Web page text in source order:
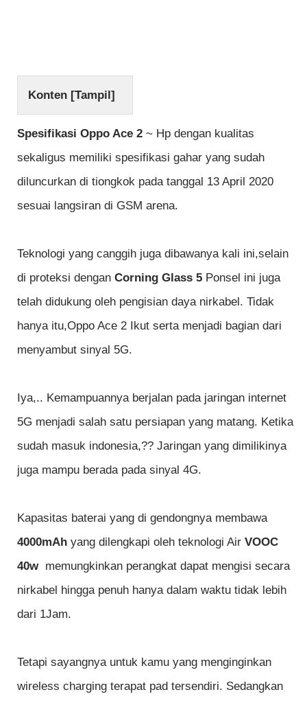
Konten [Tampil]
Spesifikasi Oppo Ace 2 ~ Hp dengan kualitas
sekaligus memiliki spesifikasi gahar yang sudah
diluncurkan di tiongkok pada tanggal 13 April 2020
sesuai langsiran di GSM arena.
Teknologi yang canggih juga dibawanya kali ini,selain
di proteksi dengan Corning Glass 5 Ponsel ini juga
telah didukung oleh pengisian daya nirkabel. Tidak
hanya itu,Oppo Ace 2 Ikut serta menjadi bagian dari
menyambut sinyal 5G.
Iya,.. Kemampuannya berjalan pada jaringan internet
5G menjadi salah satu persiapan yang matang. Ketika
sudah masuk indonesia,?? Jaringan yang dimilikinya
juga mampu berada pada sinyal 4G.
Kapasitas baterai yang di gendongnya membawa
4000mAh yang dilengkapi oleh teknologi Air VOOC
40w memungkinkan perangkat dapat mengisi secara
nirkabel hingga penuh hanya dalam waktu tidak lebih
dari 1Jam.
Tetapi sayangnya untuk kamu yang menginginkan
wireless charging terapat pad tersendiri. Sedangkan